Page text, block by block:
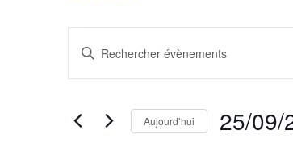
Évènements
for
Recherche
et
de
Saisir
Rechercher
Évènements
Aujourd’hui 25/09/